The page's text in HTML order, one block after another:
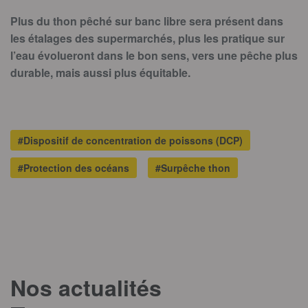
Plus du thon pêché sur banc libre sera présent dans
les étalages des supermarchés, plus les pratique sur
l’eau évolueront dans le bon sens, vers une pêche plus
durable, mais aussi plus équitable.
#Dispositif de concentration de poissons (DCP)
#Protection des océans
#Surpêche thon
Nos actualités